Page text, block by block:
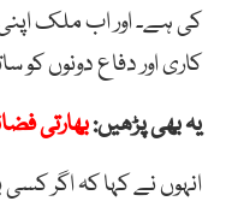
کی ہے۔ اور اب ملک
کاری اور دفاع دونوں کو
یہ بھی پڑھیں:بھارتی فضائیہ
انہوں نے کہا کہ اگر